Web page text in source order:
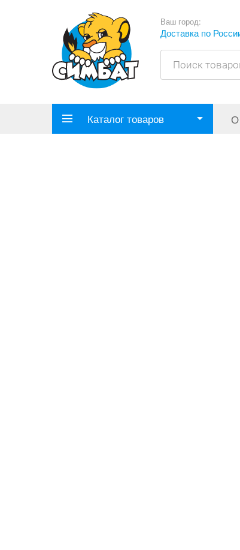
Ваш город:
Доставка по
Каталог товаров О